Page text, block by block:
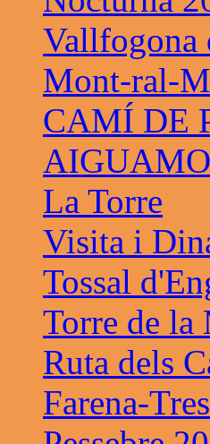
Vallfogona
Mont-ral-
CAMÍ DE
La Torre
Visita i
Tossal
Torre de la
Ruta dels
Farena-